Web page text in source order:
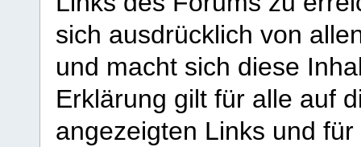
sich ausdrücklich von
und macht sich diese
Erklärung gilt für alle auf
angezeigten Links und